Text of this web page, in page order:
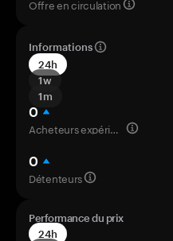
Offre en circulation
Informations
24h
1w
1m
0
Acheteurs expérimentés
0
Détenteurs
Performance du prix
24h